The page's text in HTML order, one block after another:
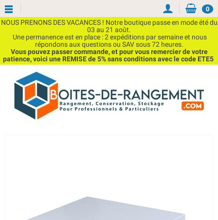
NOUS PRENONS DES VACANCES ! Notre boutique passe en mode été du
03 au 21 août.
Une permanence est en place : 2 expéditions par semaine et nous
répondons aux questions ou SAV sous 72 heures.
Vous pouvez passer commande, et pour vous remercier de votre
patience, voici une REMISE de 5% sans conditions avec le code ETE5
0